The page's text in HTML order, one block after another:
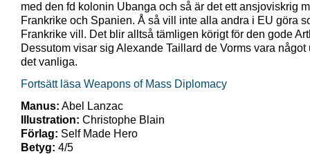
med den fd kolonin Ubanga och så är det ett ansjoviskrig
Frankrike och Spanien. Å så vill inte alla andra i EU göra
Frankrike vill. Det blir alltså tämligen körigt för den gode
Dessutom visar sig Alexande Taillard de Vorms vara något
det vanliga.
Fortsätt läsa Weapons of Mass Diplomacy
Manus: Abel Lanzac
Illustration: Christophe Blain
Förlag: Self Made Hero
Betyg: 4/5